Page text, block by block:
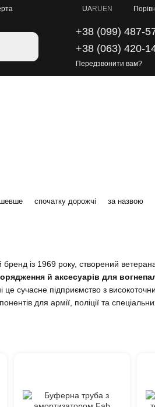
UARU EN
+38 (099) 487-
+38 (063) 420-
Передзвонити вам?
спочатку дорожчі за назвою
бренд із 1969 року, створений
й аксесуарів для
це сучасне підприємство з
для армії, поліції та
приклади для AR/AK з
і регульованим щоком;